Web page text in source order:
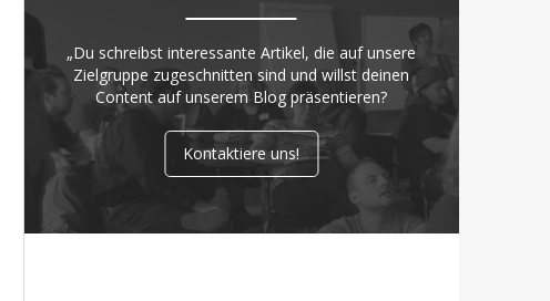
„Du schreibst interessante Artikel, die auf unsere
Zielgruppe zugeschnitten sind und willst deinen
Content auf unserem Blog präsentieren?
Kontaktiere uns!